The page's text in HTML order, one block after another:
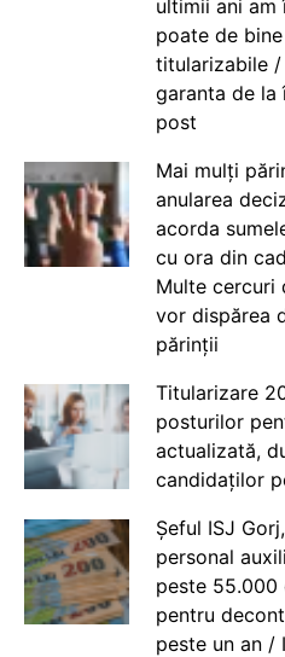
ultimii ani am
poate de
titularizabile /
garanta de la
post
Mai mulți
anularea
acorda
cu ora din
Multe cercuri
vor dispărea
părinții
Titularizare
posturilor
actualizată,
candidaților
Șeful ISJ
personal
peste 55.000
pentru
peste un an /